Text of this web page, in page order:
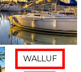
WALLUF